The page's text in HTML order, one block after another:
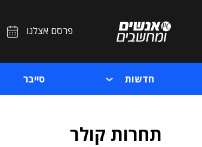
פרסם אצלנו
חדשות סייבר
תחרות קולר